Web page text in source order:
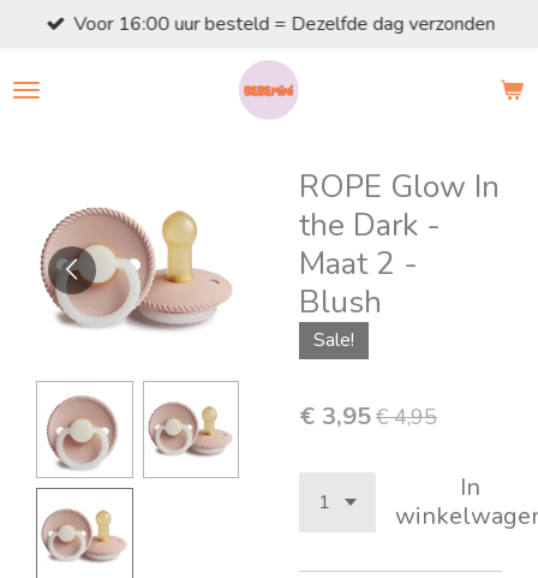
naar
Voor 16:00 uur besteld = Dezelfde dag verzonden
ROPE Glow In
the Dark -
Maat 2 -
Blush
Sale!
€ 3,95€ 4,95
In